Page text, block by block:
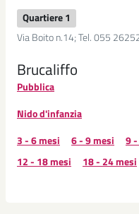
Quartiere 1
Via Boito n.14; Tel. 055
Brucaliffo
Pubblica
Nido d'infanzia
3 - 6 mesi
6 - 9 mesi 9
12 - 18 mesi
18 - 24 mesi